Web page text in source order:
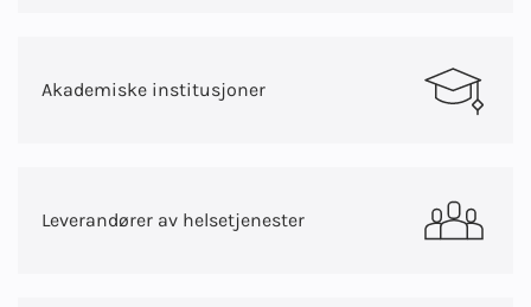
Akademiske institusjoner
Leverandører av helsetjenester